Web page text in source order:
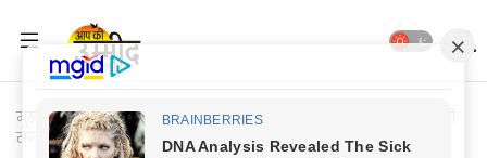
मुख्यपृष्ठ Jaunpur News
Jaunpur News: जिलाधिकारी ने स्वशासी
राज्य चिकित्सा महाविद्यालय का किया निरीक्षण